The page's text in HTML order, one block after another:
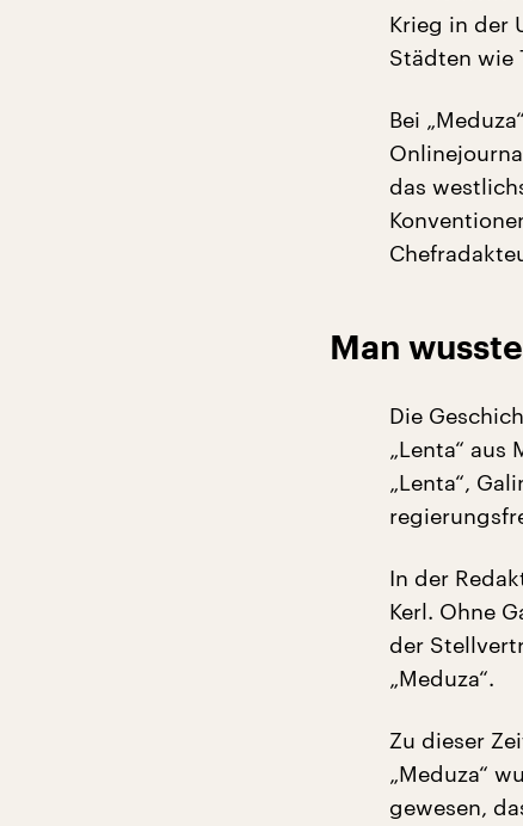
Krieg in der
Städten wie
Bei
das
Man
Die
„Lenta“
„Lenta“,
In der
Kerl. Ohne
der
„Meduza“.
Zu dieser
„Meduza“
gewesen,